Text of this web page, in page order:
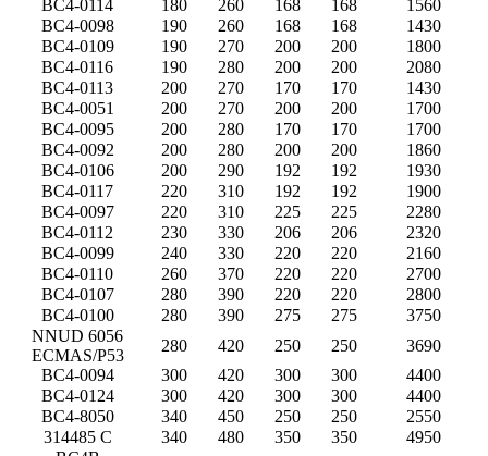
BC4-0114
180 260 168 168
1560
BC4-0098
190 260 168 168
1430
BC4-0109
190 270 200 200
1800
BC4-0116
190 280 200 200
2080
BC4-0113
200 270 170 170
1430
BC4-0051
200 270 200 200
1700
BC4-0095
200 280 170 170
1700
BC4-0092
200 280 200 200
1860
BC4-0106
200 290 192 192
1930
BC4-0117
220 310 192 192
1900
BC4-0097
220 310 225 225
2280
BC4-0112
230 330 206 206
2320
BC4-0099
240 330 220 220
2160
BC4-0110
260 370 220 220
2700
BC4-0107
280 390 220 220
2800
BC4-0100
280 390 275 275
3750
NNUD 6056
ECMAS/P53
280 420 250 250
3690
BC4-0094
300 420 300 300
4400
BC4-0124
300 420 300 300
4400
BC4-8050
340 450 250 250
2550
314485 C
340 480 350 350
4950